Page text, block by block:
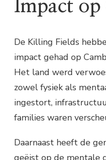
Impact op
De Killing Fields
impact gehad op
Het land werd
zowel fysiek als
ingestort,
families waren
Daarnaast heeft de
geëist op de mentale